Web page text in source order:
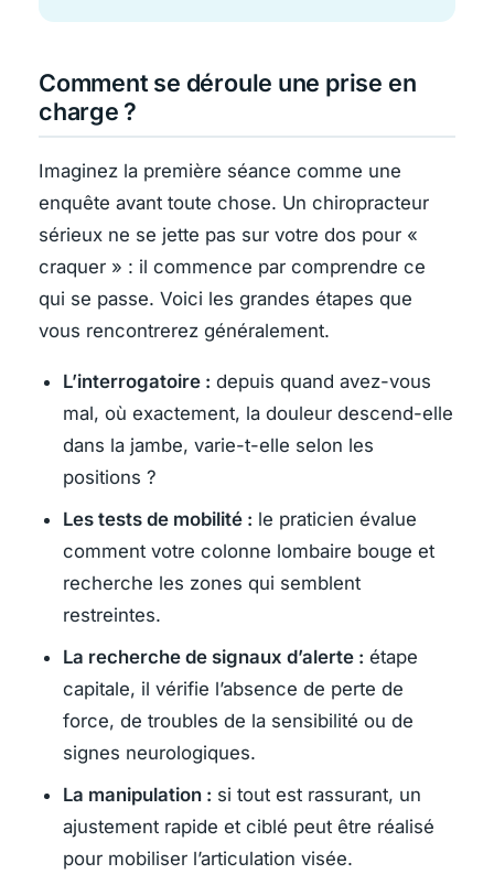
Comment se déroule une prise en
charge ?
Imaginez la première séance comme une
enquête avant toute chose. Un chiropracteur
sérieux ne se jette pas sur votre dos pour «
craquer » : il commence par comprendre ce
qui se passe. Voici les grandes étapes que
vous rencontrerez généralement.
L’interrogatoire : depuis quand avez-vous
mal, où exactement, la douleur descend-elle
dans la jambe, varie-t-elle selon les
positions ?
Les tests de mobilité : le praticien évalue
comment votre colonne lombaire bouge et
recherche les zones qui semblent
restreintes.
La recherche de signaux d’alerte : étape
capitale, il vérifie l’absence de perte de
force, de troubles de la sensibilité ou de
signes neurologiques.
La manipulation : si tout est rassurant, un
ajustement rapide et ciblé peut être réalisé
pour mobiliser l’articulation visée.